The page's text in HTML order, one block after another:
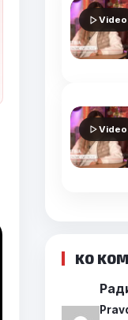
Video
Video
KO